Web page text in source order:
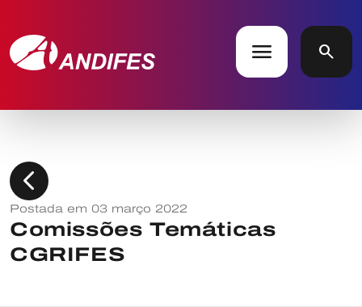
menu search
chevron_left
Postada em 03 março 2022
Comissões Temáticas
CGRIFES